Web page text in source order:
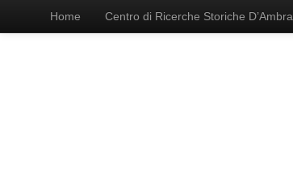
Home Centro di Ricerche Storiche D’Ambra